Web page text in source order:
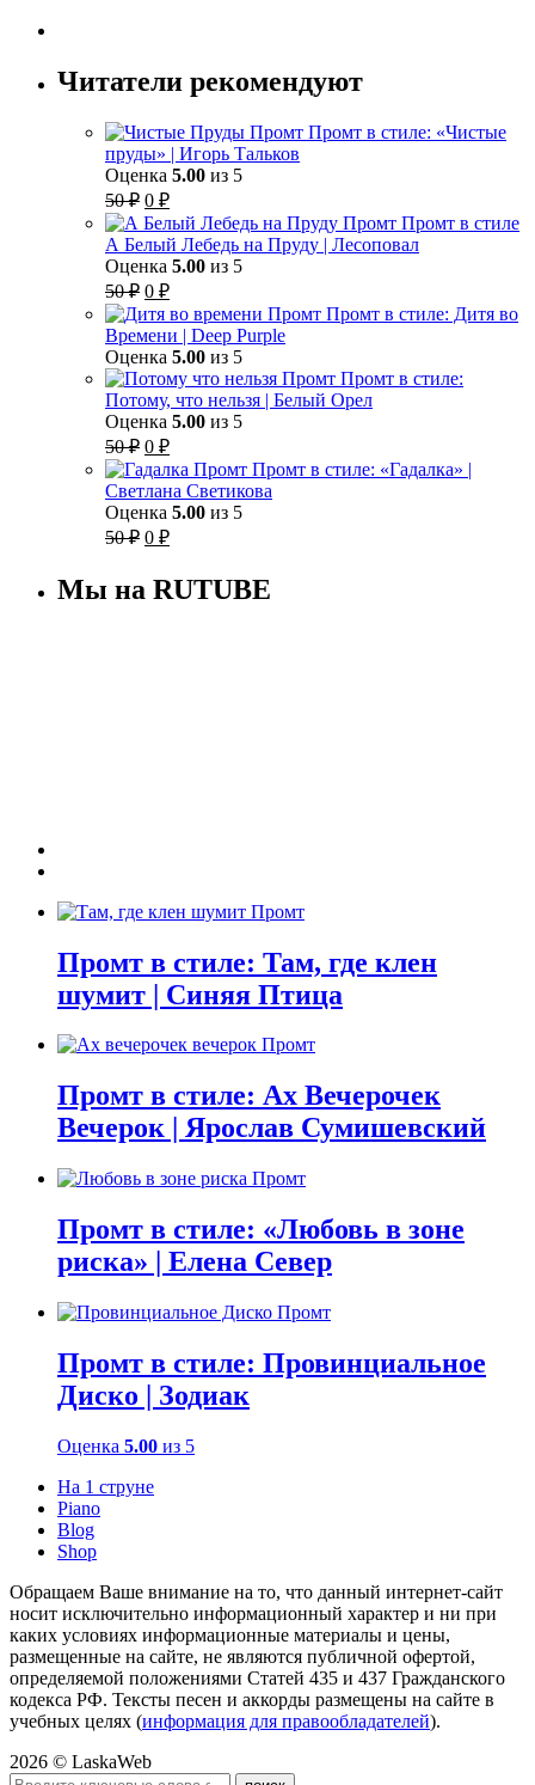
Читатели рекомендуют
Промт в стиле: «Чистые
пруды» | Игорь Тальков
Оценка 5.00 из 5
50₽ Первоначальная
цена
составляла
50 ₽.
0 ₽Текущая
цена:
0 ₽.
Промт в стиле
А Белый Лебедь на Пруду | Лесоповал
Оценка 5.00 из 5
50₽ Первоначальная
цена
составляла
50 ₽.
0 ₽Текущая
цена:
0 ₽.
Промт в стиле: Дитя во
Времени | Deep Purple
Оценка 5.00 из 5
Промт в стиле:
Потому, что нельзя | Белый Орел
Оценка 5.00 из 5
50₽ Первоначальная
цена
составляла
50 ₽.
0 ₽Текущая
цена:
0 ₽.
Промт в стиле: «Гадалка» |
Светлана Светикова
Оценка 5.00 из 5
50₽ Первоначальная
составляла
50 ₽.
0 ₽Текущая
0 ₽.
Мы на RUTUBE
Промт в стиле: Там, где клен
шумит | Синяя Птица
Промт в стиле: Ах Вечерочек
Вечерок | Ярослав Сумишевский
Промт в стиле: «Любовь в зоне
риска» | Елена Север
Промт в стиле: Провинциальное
Диско | Зодиак
Оценка 5.00 из 5
На 1 струне
Piano
Blog
Shop
Обращаем Ваше внимание на то, что данный интернет-сайт
носит исключительно информационный характер и ни при
каких условиях информационные материалы и цены,
размещенные на сайте, не являются публичной офертой,
определяемой положениями Статей 435 и 437 Гражданского
кодекса РФ. Тексты песен и аккорды размещены на сайте в
учебных целях (информация для правообладателей).
2026 © LaskaWeb